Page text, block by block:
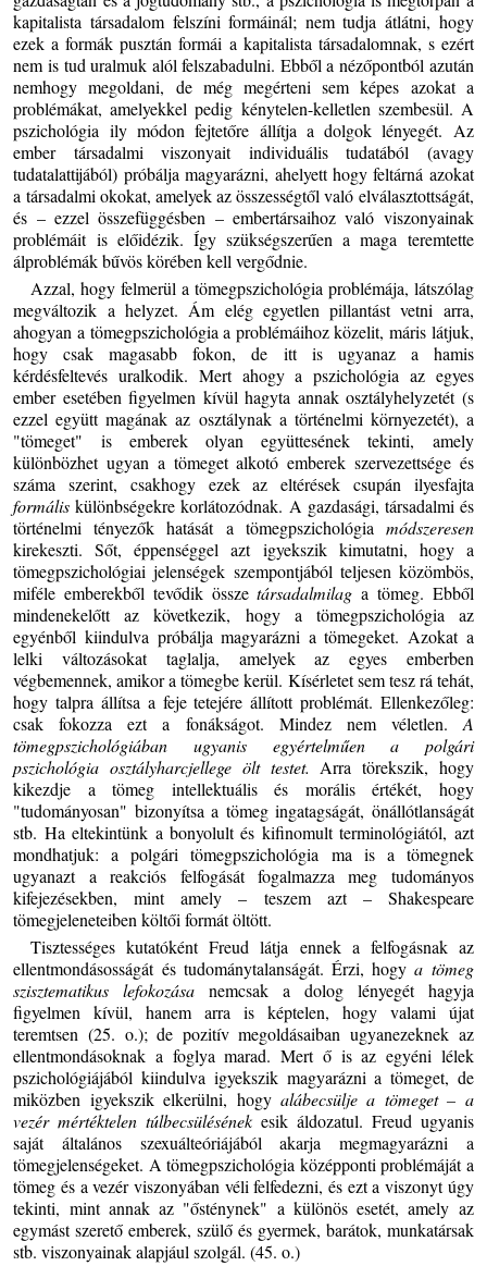
kapitalista társadalom felszíni formáinál; nem tudja átlátni, hogy
ezek a formák pusztán formái a kapitalista társadalomnak, s ezért
nem is tud uralmuk alól felszabadulni. Ebből a nézőpontból azután
nemhogy megoldani, de még megérteni sem képes azokat a
problémákat, amelyekkel pedig kénytelen-kelletlen szembesül. A
pszichológia ily módon fejtetőre állítja a dolgok lényegét. Az
ember társadalmi viszonyait individuális tudatából (avagy
tudatalattijából) próbálja magyarázni, ahelyett hogy feltárná azokat
a társadalmi okokat, amelyek az összességtől való elválasztottságát,
és – ezzel összefüggésben – embertársaihoz való viszonyainak
problémáit is előidézik. Így szükségszerűen a maga teremtette
álproblémák bűvös körében kell vergődnie.
Azzal, hogy felmerül a tömegpszichológia problémája, látszólag
megváltozik a helyzet. Ám elég egyetlen pillantást vetni arra,
ahogyan a tömegpszichológia a problémáihoz közelit, máris látjuk,
hogy csak magasabb fokon, de itt is ugyanaz a hamis
kérdésfeltevés uralkodik. Mert ahogy a pszichológia az egyes
ember esetében figyelmen kívül hagyta annak osztályhelyzetét (s
ezzel együtt magának az osztálynak a történelmi környezetét), a
"tömeget" is emberek olyan együttesének tekinti, amely
különbözhet ugyan a tömeget alkotó emberek szervezettsége és
száma szerint, csakhogy ezek az eltérések csupán ilyesfajta
formális különbségekre korlátozódnak. A gazdasági, társadalmi és
történelmi tényezők hatását a tömegpszichológia módszeresen
kirekeszti. Sőt, éppenséggel azt igyekszik kimutatni, hogy a
tömegpszichológiai jelenségek szempontjából teljesen közömbös,
miféle emberekből tevődik összetársadalmilag a tömeg. Ebből
mindenekelőtt az következik, hogy a tömegpszichológia az
egyénből kiindulva próbálja magyarázni a tömegeket. Azokat a
lelki változásokat taglalja, amelyek az egyes emberben
végbemennek, amikor a tömegbe kerül. Kísérletet sem tesz rá tehát,
hogy talpra állítsa a feje tetejére állított problémát. Ellenkezőleg:
csak fokozza ezt a fonákságot. Mindez nem véletlen. A
tömegpszichológiában ugyanis egyértelműen a polgári
pszichológia osztályharcjellege ölt testet. Arra törekszik, hogy
kikezdje a tömeg intellektuális és morális értékét, hogy
"tudományosan" bizonyítsa a tömeg ingatagságát, önállótlanságát
stb. Ha eltekintünk a bonyolult és kifinomult terminológiától, azt
mondhatjuk: a polgári tömegpszichológia ma is a tömegnek
ugyanazt a reakciós felfogását fogalmazza meg tudományos
kifejezésekben, mint amely – teszem azt – Shakespeare
tömegjeleneteiben költői formát öltött.
Tisztességes kutatóként Freud látja ennek a felfogásnak az
ellentmondásosságát és tudománytalanságát. Érzi, hogya tömeg
szisztematikus lefokozása nemcsak a dolog lényegét hagyja
figyelmen kívül, hanem arra is képtelen, hogy valami újat
teremtsen (25. o.); de pozitív megoldásaiban ugyanezeknek az
ellentmondásoknak a foglya marad. Mert ő is az egyéni lélek
pszichológiájából kiindulva igyekszik magyarázni a tömeget, de
miközben igyekszik elkerülni, hogy alábecsülje a tömeget – a
vezér mértéktelen túlbecsülésének esik áldozatul. Freud ugyanis
saját általános szexuálteóriájából akarja megmagyarázni a
tömegjelenségeket. A tömegpszichológia középponti problémáját a
tömeg és a vezér viszonyában véli felfedezni, és ezt a viszonyt úgy
tekinti, mint annak az "ősténynek" a különös esetét, amely az
egymást szerető emberek, szülő és gyermek, barátok, munkatársak
stb. viszonyainak alapjául szolgál. (45. o.)